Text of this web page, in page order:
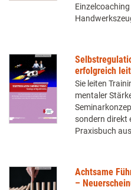
erfolgreich
Sie leiten
mentaler
sondern direkt
Praxisbuch
Achtsame
–